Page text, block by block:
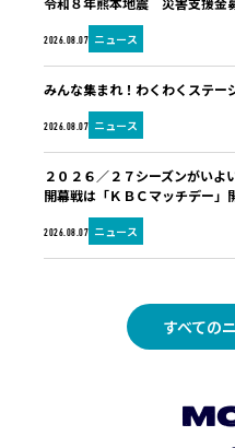
2026.08.07 ニュース
2026.08.07 ニュース
みんな集まれ！わくわくステー
2026.08.07 ニュース
２０２６／２７シーズンがい
開幕戦は「ＫＢＣマッチデー」
すべての